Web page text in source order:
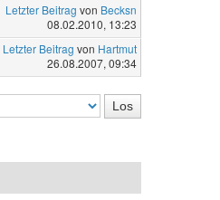
Letzter Beitrag von Becksn
08.02.2010, 13:23
Letzter Beitrag von Hartmut
26.08.2007, 09:34